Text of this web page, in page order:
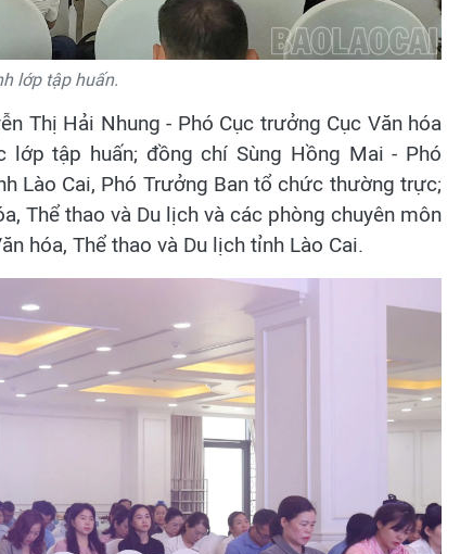
lớp tập huấn.
Thị Hải Nhung - Phó Cục trưởng Cục Văn hóa
tập huấn; đồng chí Sùng Hồng Mai - Phó
Lào Cai, Phó Trưởng Ban tổ chức thường trực;
Thể thao và Du lịch và các phòng chuyên môn
hóa, Thể thao và Du lịch tỉnh Lào Cai.